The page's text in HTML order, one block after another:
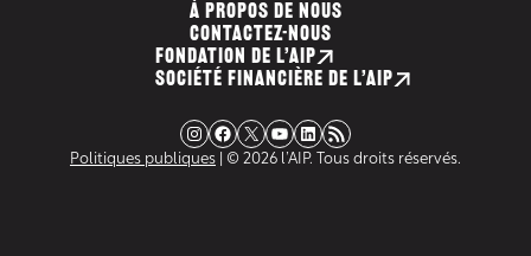
À PROPOS DE NOUS
CONTACTEZ-NOUS
FONDATION DE L’AIP
SOCIÉTÉ FINANCIÈRE DE L’AIP
Instagram Facebook X YouTube LinkedIn Flux RSS
Politiques publiques | © 2026 l’AIP. Tous droits réservés.